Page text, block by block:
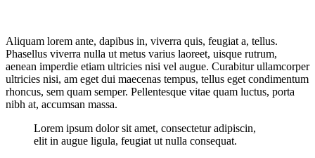
Aliquam lorem ante, dapibus in, viverra quis, feugiat a, tellus.
Phasellus viverra nulla ut metus varius laoreet, uisque rutrum,
aenean imperdie etiam ultricies nisi vel augue. Curabitur ullamcorper
ultricies nisi, am eget dui maecenas tempus, tellus eget condimentum
rhoncus, sem quam semper. Pellentesque vitae quam luctus, porta
nibh at, accumsan massa.
Lorem ipsum dolor sit amet, consectetur adipiscin,
elit in augue ligula, feugiat ut nulla consequat.